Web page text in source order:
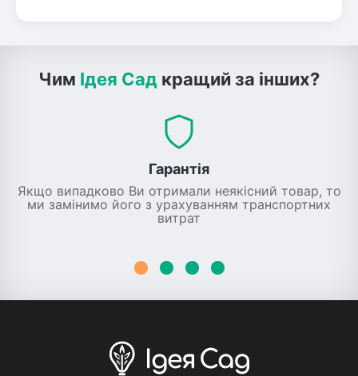
Чим Ідея Сад кращий за інших?
Гарантія
Якщо випадково Ви отримали неякісний товар, то
ми замінимо його з урахуванням транспортних
витрат